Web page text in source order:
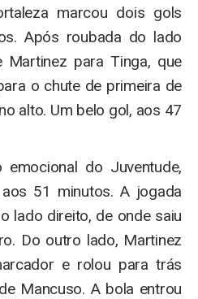
marcou dois gols
Após roubada do lado
para Tinga, que
o chute de primeira de
alto. Um belo gol, aos 47
do Juventude,
51 minutos. A jogada
lado direito, de onde saiu
Do outro lado, Martinez
e rolou para trás
Mancuso. A bola entrou